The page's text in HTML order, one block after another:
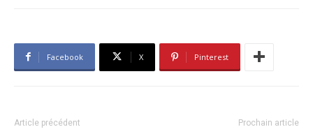
Facebook X Pinterest
Article précédent Prochain article